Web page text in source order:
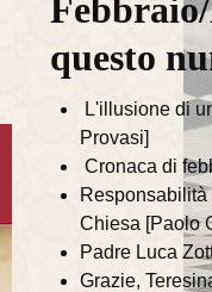
questo
L'illusione di
Provasi]
Cronaca di
Chiesa [Paolo
Padre Luca
Grazie,